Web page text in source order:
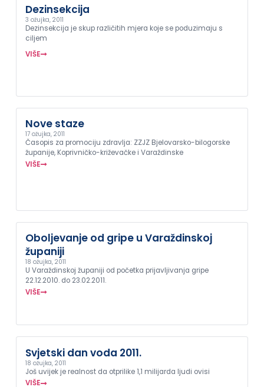
Dezinsekcija
3 ožujka, 2011
Dezinsekcija je skup različitih mjera koje se poduzimaju s
ciljem
VIŠE
Nove staze
17 ožujka, 2011
Časopis za promociju zdravlja: ZZJZ Bjelovarsko-bilogorske
županije, Koprivničko-križevačke i Varaždinske
VIŠE
Oboljevanje od gripe u Varaždinskoj
županiji
18 ožujka, 2011
U Varaždinskoj županiji od početka prijavljivanja gripe
22.12.2010. do 23.02.2011.
VIŠE
Svjetski dan voda 2011.
18 ožujka, 2011
Još uvijek je realnost da otprilike 1,1 milijarda ljudi ovisi
VIŠE